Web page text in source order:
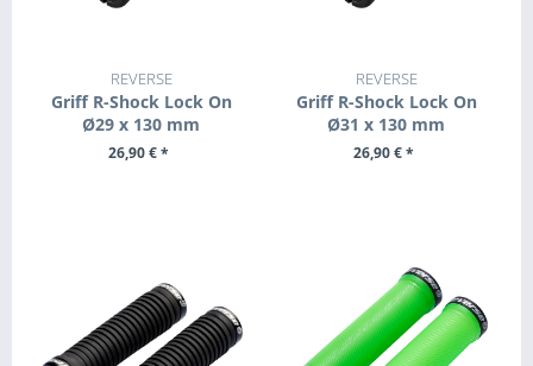
REVERSE
Griff R-Shock Lock On
Ø29 x 130 mm
26,90 € *
REVERSE
Griff R-Shock Lock On
Ø31 x 130 mm
26,90 € *